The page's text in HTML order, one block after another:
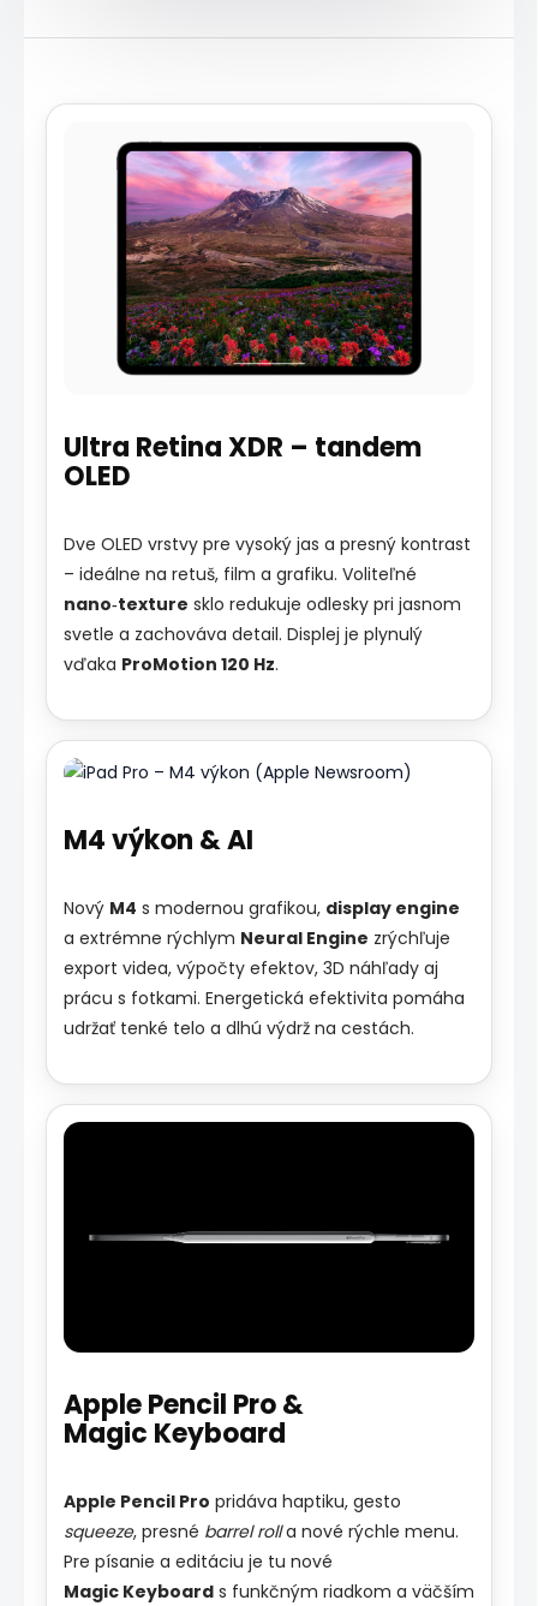
Ultra Retina XDR – tandem
OLED
Dve OLED vrstvy pre vysoký jas a presný kontrast
– ideálne na retuš, film a grafiku. Voliteľné
nano‑texture sklo redukuje odlesky pri jasnom
svetle a zachováva detail. Displej je plynulý
vďaka ProMotion 120 Hz.
M4 výkon & AI
Nový M4 s modernou grafikou, display engine
a extrémne rýchlym Neural Engine zrýchľuje
export videa, výpočty efektov, 3D náhľady aj
prácu s fotkami. Energetická efektivita pomáha
udržať tenké telo a dlhú výdrž na cestách.
Apple Pencil Pro &
Magic Keyboard
Apple Pencil Pro pridáva haptiku, gesto
squeeze, presné barrel rolla nové rýchle menu.
Pre písanie a editáciu je tu nové
Magic Keyboards funkčným riadkom a väčším